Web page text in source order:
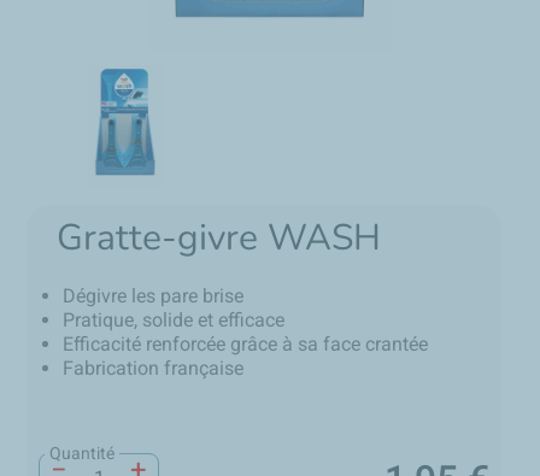
Gratte-givre WASH
Dégivre les pare brise
Pratique, solide et efficace
Efficacité renforcée grâce à sa face crantée
Fabrication française
Quantité